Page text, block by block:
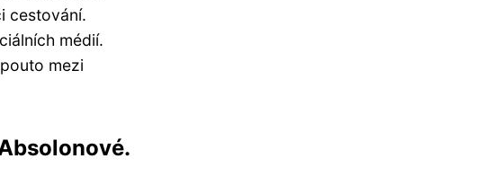
cestování.
médií.
mezi